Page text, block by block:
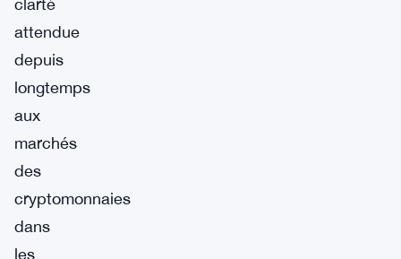
clarté
attendue
depuis
longtemps
aux
marchés
des
cryptomonnaies
dans
les